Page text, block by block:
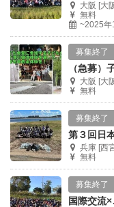
大阪 [大
無料
~2025年
募集終了
大阪 [大
無料
募集終了
兵庫 [西
無料
募集終了